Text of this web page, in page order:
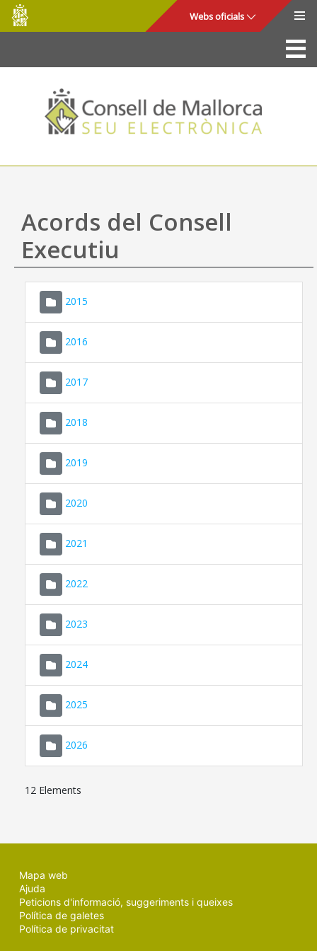
Salta al contingut principal
Consell
de
Mallorca
Webs oficials
La Seu
Consell de Mallorca
Accés i seguretat
Utilitats
Ajuda
Acords del Consell
Executiu
2015
2016
2017
2018
2019
2020
2021
2022
2023
2024
2025
2026
12 Elements
Mapa web
Ajuda
Peticions d'informació, suggeriments i queixes
Política de galetes
Política de privacitat